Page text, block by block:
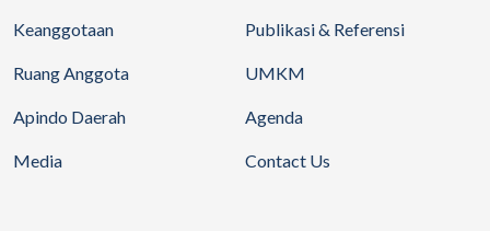
Keanggotaan
Ruang Anggota
Apindo Daerah
Media
Publikasi & Referensi
UMKM
Agenda
Contact Us